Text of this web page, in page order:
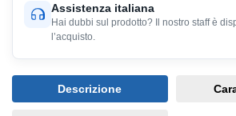
Assistenza italiana
Hai dubbi sul prodotto? Il nostro staff è
l’acquisto.
Descrizione